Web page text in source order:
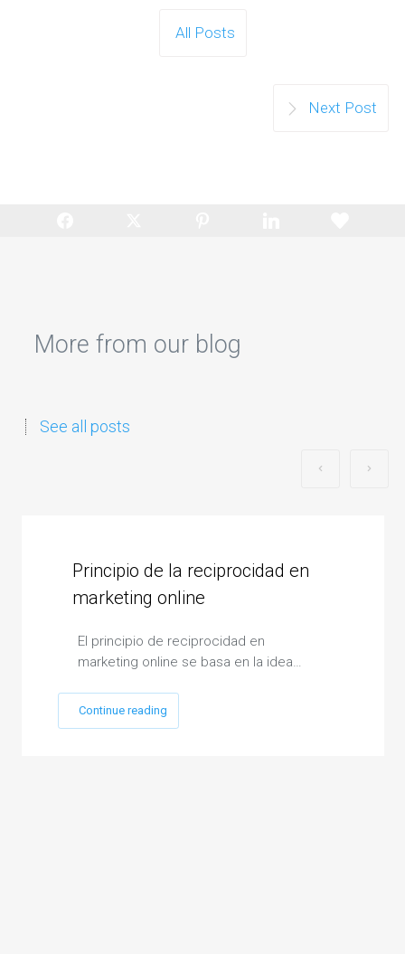
All Posts
Next Post
More from our blog
See all posts
Principio de la reciprocidad en
marketing online
El principio de reciprocidad en
marketing online se basa en la idea…
Continue reading